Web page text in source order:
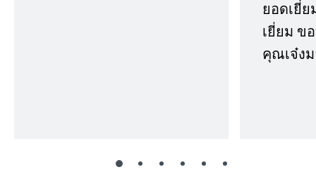
ยอดเยี่
เยี่ยม ข
คุณเจ๋ง